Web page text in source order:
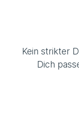
Kein strikter
Dich